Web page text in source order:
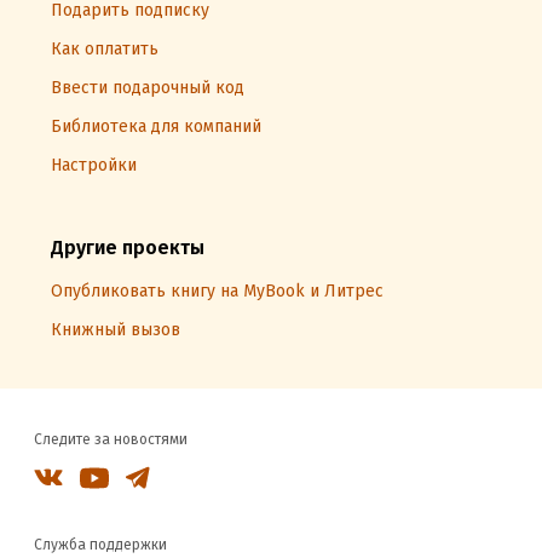
Подарить подписку
Как оплатить
Ввести подарочный код
Библиотека для компаний
Настройки
Другие проекты
Опубликовать книгу на MyBook и Литрес
Книжный вызов
Следите за новостями
Служба поддержки